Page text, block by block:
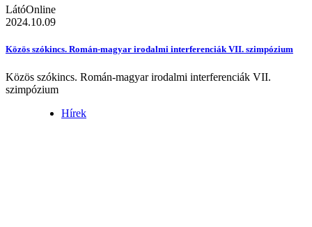
LátóOnline
2024.10.09
Közös szókincs. Román-magyar irodalmi interferenciák VII. szimpózium
Közös szókincs. Román-magyar irodalmi interferenciák VII.
szimpózium
Hírek